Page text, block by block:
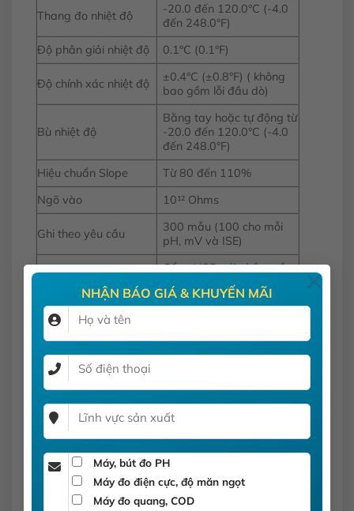
NHẬN BÁO GIÁ & KHUYẾN MÃI
Máy, bút đo PH
Máy đo điện cực, độ măn ngọt
Máy đo quang, COD
×
Thang đo nhiệt độ
-20.0 đến 120.0°C (-4.0
đến 248.0°F)
Độ phân giải nhiệt độ
0.1°C (0.1°F)
Độ chính xác nhiệt độ
±0.4°C (±0.8°F) ( không
bao gồm lỗi đầu dò)
Bù nhiệt độ
Bằng tay hoặc tự động từ
-20.0 đến 120.0°C (-4.0
đến 248.0°F)
Hiệu chuẩn Slope
Từ 80 đến 110%
Ngõ vào
10¹² Ohms
Ghi theo yêu cầu
300 mẫu (100 cho mỗi
pH, mV và ISE)
Kết nối PC
Cổng USB với phần mềm
HI 92000 và cáp USB
Pin
4 pin 1.5V AA / khoảng
không đèn nền (50 giờ
với đèn nền)
Tự động tắt
phút hoặc không kích
hoạt
Môi trường
Kích thước
185 x 93 x 35.2 mm
Khối lượng
400 g